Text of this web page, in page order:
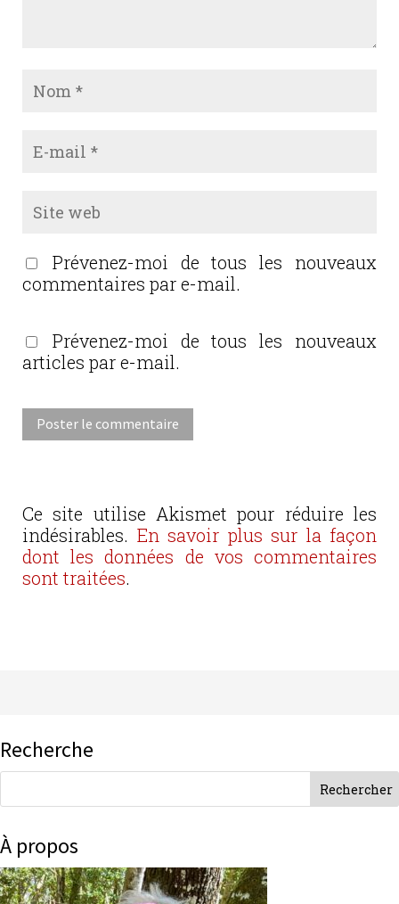
Prévenez-moi de tous les nouveaux
commentaires par e-mail.
Prévenez-moi de tous les nouveaux
articles par e-mail.
Ce site utilise Akismet pour réduire les
indésirables. En savoir plus sur la façon
dont les données de vos commentaires
sont traitées.
Recherche
À propos